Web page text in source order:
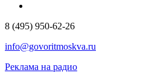
8 (495) 950-62-26
info@govoritmoskva.ru
Реклама на радио